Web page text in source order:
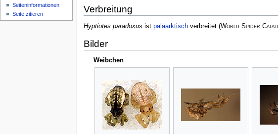
Verbreitung
Hyptiotes paradoxus ist paläarktischverbreitet (World Spider
Bilder
Weibchen
Seiten­­informationen
Seite zitieren